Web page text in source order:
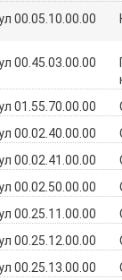
00.05.10.00.00
00.45.03.00.00
01.55.70.00.00
00.02.40.00.00
00.02.41.00.00
00.02.50.00.00
00.25.11.00.00
00.25.12.00.00
00.25.13.00.00